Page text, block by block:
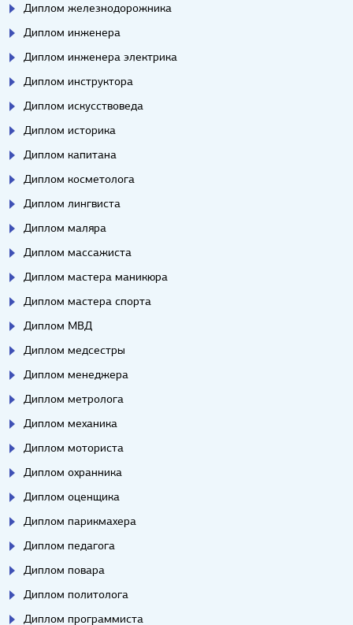
Диплом железнодорожника
Диплом инженера
Диплом инженера электрика
Диплом инструктора
Диплом искусствоведа
Диплом историка
Диплом капитана
Диплом косметолога
Диплом лингвиста
Диплом маляра
Диплом массажиста
Диплом мастера маникюра
Диплом мастера спорта
Диплом МВД
Диплом медсестры
Диплом менеджера
Диплом метролога
Диплом механика
Диплом моториста
Диплом охранника
Диплом оценщика
Диплом парикмахера
Диплом педагога
Диплом повара
Диплом политолога
Диплом программиста